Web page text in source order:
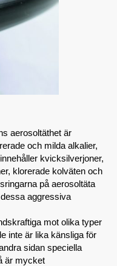
aerosoltäthet är
och milda alkalier,
kvicksilverjoner,
klorerade kolväten och
på aerosoltäta
aggressiva
mot olika typer
inte är lika känsliga för
sidan speciella
är mycket